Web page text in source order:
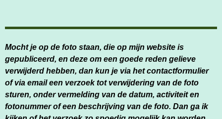
Mocht je op de foto staan, die op mijn website is
gepubliceerd, en deze om een goede reden gelieve
verwijderd hebben, dan kun je via het contactformulier
of via email een verzoek tot verwijdering van de foto
sturen, onder vermelding van de datum, activiteit en
fotonummer of een beschrijving van de foto. Dan ga ik